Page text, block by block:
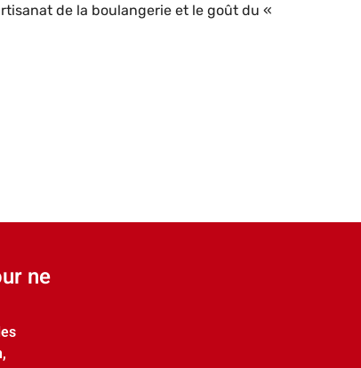
de la boulangerie et le goût du «
ne